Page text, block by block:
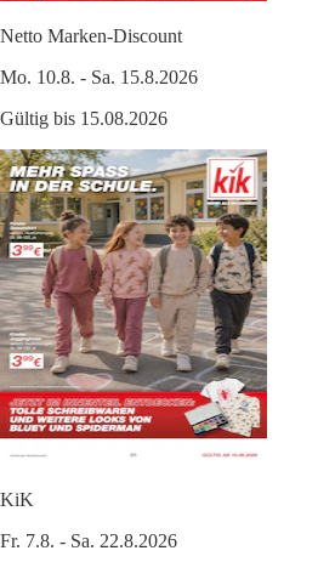
Netto Marken-Discount
Mo. 10.8. - Sa. 15.8.2026
Gültig bis 15.08.2026
KiK
Fr. 7.8. - Sa. 22.8.2026